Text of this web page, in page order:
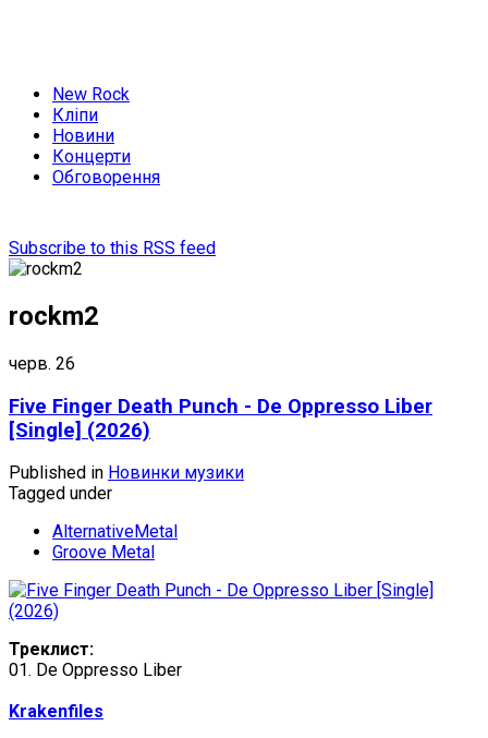
New Rock
Кліпи
Новини
Концерти
Обговорення
Subscribe to this RSS feed
rockm2
черв. 26
Five Finger Death Punch - De Oppresso Liber
[Single] (2026)
Published in Новинки музики
Tagged under
AlternativeMetal
Groove Metal
Треклист:
01. De Oppresso Liber
Krakenfiles